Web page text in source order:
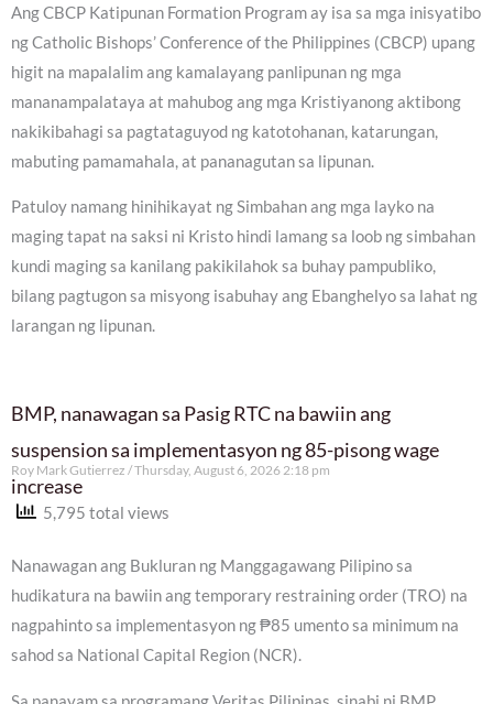
Ang CBCP Katipunan Formation Program ay isa sa mga inisyatibo
ng Catholic Bishops’ Conference of the Philippines (CBCP) upang
higit na mapalalim ang kamalayang panlipunan ng mga
mananampalataya at mahubog ang mga Kristiyanong aktibong
nakikibahagi sa pagtataguyod ng katotohanan, katarungan,
mabuting pamamahala, at pananagutan sa lipunan.
Patuloy namang hinihikayat ng Simbahan ang mga layko na
maging tapat na saksi ni Kristo hindi lamang sa loob ng simbahan
kundi maging sa kanilang pakikilahok sa buhay pampubliko,
bilang pagtugon sa misyong isabuhay ang Ebanghelyo sa lahat ng
larangan ng lipunan.
BMP, nanawagan sa Pasig RTC na bawiin ang
suspension sa implementasyon ng 85-pisong wage
increase
Roy Mark Gutierrez Thursday, August 6, 2026 2:18 pm
5,795 total views
Nanawagan ang Bukluran ng Manggagawang Pilipino sa
hudikatura na bawiin ang temporary restraining order (TRO) na
nagpahinto sa implementasyon ng ₱85 umento sa minimum na
sahod sa National Capital Region (NCR).